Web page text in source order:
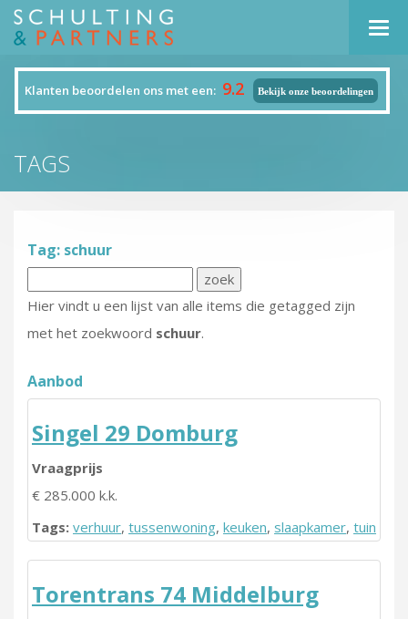
Klanten beoordelen ons met een: 9.2 Bekijk onze beoordelingen
TAGS
Tag: schuur
Hier vindt u een lijst van alle items die getagged zijn
met het zoekwoord schuur.
Aanbod
Singel 29 Domburg
Vraagprijs
€ 285.000 k.k.
Tags: verhuur, tussenwoning, keuken, slaapkamer, tuin
Torentrans 74 Middelburg